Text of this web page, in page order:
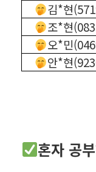
김*현
조*현
오*민
안*현
혼자 공